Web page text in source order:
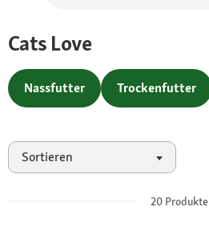
Cats Love
Nassfutter Trockenfutter
Sortieren
20 Produkte